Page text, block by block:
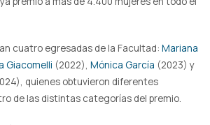
cuatro egresadas de la Facultad: Mariana
Giacomelli (2022), Mónica García (2023) y
quienes obtuvieron diferentes
de las distintas categorías del premio.